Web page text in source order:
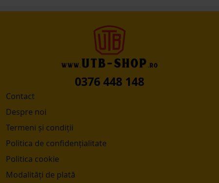
0376 448 148
Contact
Despre noi
Termeni și condiții
Politica de confidențialitate
Politica cookie
Modalități de plată